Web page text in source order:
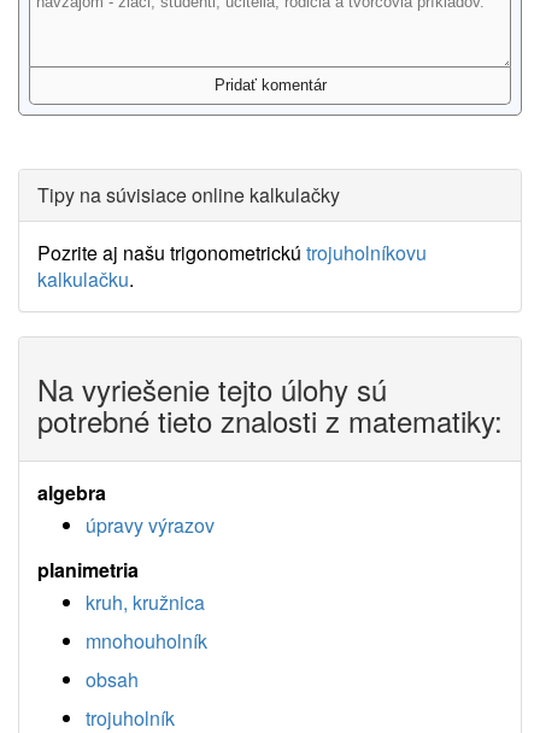
Tipy na súvisiace online kalkulačky
Pozrite aj našu trigonometrickú trojuholníkovu
kalkulačku.
Na vyriešenie tejto úlohy sú
potrebné tieto znalosti z matematiky:
algebra
úpravy výrazov
planimetria
kruh, kružnica
mnohouholník
obsah
trojuholník